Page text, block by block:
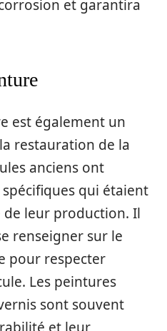
et garantira
est également un
restauration de la
anciens ont
qui étaient
de leur production. Il
renseigner sur le
pour respecter
Les peintures
sont souvent